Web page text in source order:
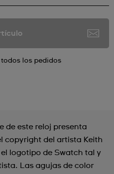
los pedidos
de este reloj presenta
copyright del artista Keith
logotipo de Swatch tal y
Las agujas de color